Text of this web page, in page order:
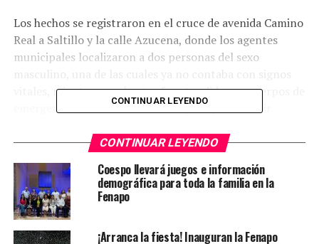
Los hechos se registraron en el cruce de avenida Camino
Real a Saltillo y la calle Azucena, donde los agentes
municipales localizaron a dos personas del sexo
masculino, una de las cuales ya no contaba con signos
vitales, mientras que la otra fue atendida por cuerpos de
emergencia y trasladada a un hospital para recibir
Conforme a los protocolos de actuación, los oficiales
procedieron al acordonamiento y resguardo del lugar de
los hechos para preservar los indicios, en espera del
arribo de personal de Servicios Periciales de la Fiscalía
General del Estado, autoridad que realizará la
CONTINUAR LEYENDO
CONTINUAR LEYENDO
Coespo llevará juegos e información
demográfica para toda la familia en la
Fenapo
¡Arranca la fiesta! Inauguran la Fenapo